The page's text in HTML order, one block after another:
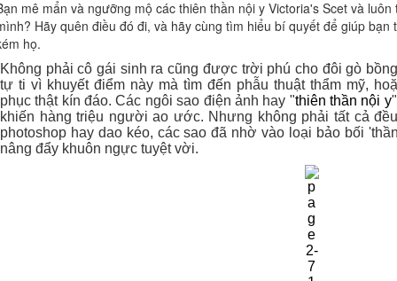
mê mẩn và ngưỡng mộ các thiên thần nội y Victoria's Scet và
Hãy quên điều đó đi, và hãy cùng tìm hiểu bí quyết để giúp
họ.
Không phải cô gái sinh ra cũng được trời phú cho đôi gò
tự ti vì khuyết điểm này mà tìm đến phẫu thuật thẩm mỹ,
phục thật kín đáo. Các ngôi sao điện ảnh hay "thiên thần nội y
khiến hàng triệu người ao ước. Nhưng không phải tất cả
photoshop hay dao kéo, các sao đã nhờ vào loại bảo bối
nâng đẩy khuôn ngực tuyệt vời.